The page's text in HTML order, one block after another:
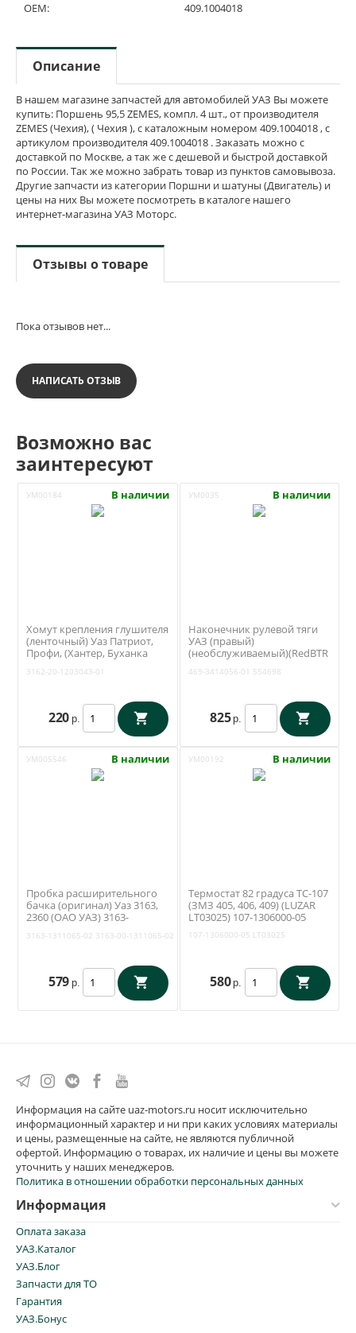
OEM: 409.1004018
Описание
В нашем магазине запчастей для автомобилей УАЗ Вы можете
купить: Поршень 95,5 ZEMES, компл. 4 шт., от производителя
ZEMES (Чехия), ( Чехия ), с каталожным номером 409.1004018 , с
артикулом производителя 409.1004018 . Заказать можно с
доставкой по Москве, а так же с дешевой и быстрой доставкой
по России. Так же можно забрать товар из пунктов самовывоза.
Другие запчасти из категории Поршни и шатуны (Двигатель) и
цены на них Вы можете посмотреть в каталоге нашего
интернет-магазина УАЗ Моторс.
Отзывы о товаре
Пока отзывов нет...
НАПИСАТЬ ОТЗЫВ
Возможно вас
заинтересуют
УМ00184 В наличии
Хомут крепления глушителя
(ленточный) Уаз Патриот,
Профи, (Хантер, Буханка
1203043-01
3162-20-1203043-01
220 р.
УМ0035 В наличии
Наконечник рулевой тяги
УАЗ (правый)
(необслуживаемый)(RedBTR
469-3414056-01 554698
825 р.
УМ005546 В наличии
Пробка расширительного
бачка (оригинал) Уаз 3163,
2360 (ОАО УАЗ) 3163-
3163-1311065-02 3163-00-1311065-02
579 р.
УМ00192 В наличии
Термостат 82 градуса ТС-107
(ЗМЗ 405, 406, 409) (LUZAR
LT03025) 107-1306000-05
107-1306000-05 LT03025
580 р.
Информация на сайте uaz-motors.ru носит исключительно
информационный характер и ни при каких условиях материалы
и цены, размещенные на сайте, не являются публичной
офертой. Информацию о товарах, их наличие и цены вы можете
уточнить у наших менеджеров.
Политика в отношении обработки персональных данных
Информация
Оплата заказа
УАЗ.Каталог
УАЗ.Блог
Запчасти для ТО
Гарантия
УАЗ.Бонус